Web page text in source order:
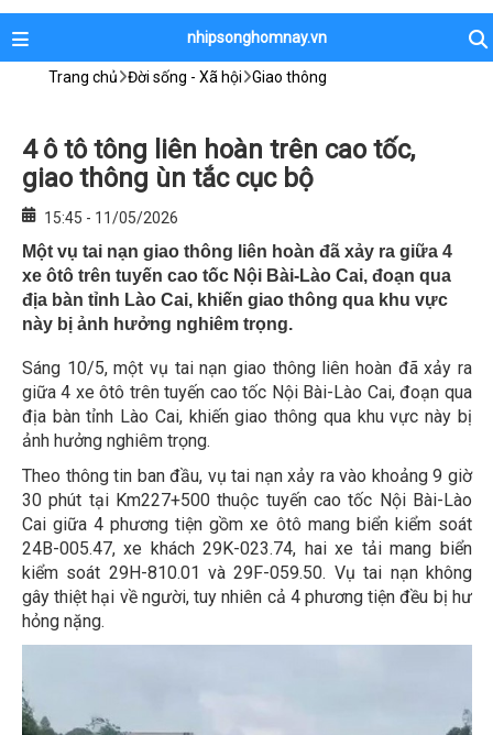
nhipsonghomnay.vn
Trang chủ Đời sống - Xã hội Giao thông
4 ô tô tông liên hoàn trên cao tốc,
giao thông ùn tắc cục bộ
15:45 - 11/05/2026
Một vụ tai nạn giao thông liên hoàn đã xảy ra giữa 4
xe ôtô trên tuyến cao tốc Nội Bài-Lào Cai, đoạn qua
địa bàn tỉnh Lào Cai, khiến giao thông qua khu vực
này bị ảnh hưởng nghiêm trọng.
Sáng 10/5, một vụ tai nạn giao thông liên hoàn đã xảy ra
giữa 4 xe ôtô trên tuyến cao tốc Nội Bài-Lào Cai, đoạn qua
địa bàn tỉnh Lào Cai, khiến giao thông qua khu vực này bị
ảnh hưởng nghiêm trọng.
Theo thông tin ban đầu, vụ tai nạn xảy ra vào khoảng 9 giờ
30 phút tại Km227+500 thuộc tuyến cao tốc Nội Bài-Lào
Cai giữa 4 phương tiện gồm xe ôtô mang biển kiểm soát
24B-005.47, xe khách 29K-023.74, hai xe tải mang biển
kiểm soát 29H-810.01 và 29F-059.50. Vụ tai nạn không
gây thiệt hại về người, tuy nhiên cả 4 phương tiện đều bị hư
hỏng nặng.